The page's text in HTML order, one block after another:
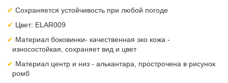
Сохраняется устойчивость при любой погоде
Цвет: ELAR009
Материал боковинки- качественная эко кожа -
износостойкая, сохраняет вид и цвет
Материал центр и низ - алькантара, прострочена в рисунок
ромб